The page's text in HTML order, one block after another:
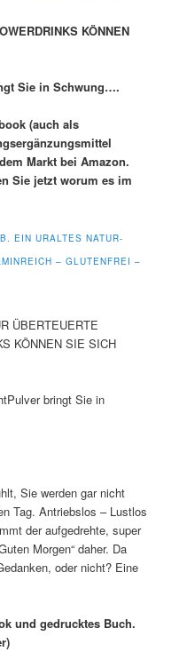
KÖNNEN
Sie in Schwung….
(auch als
Markt bei Amazon.
Sie jetzt worum es im
EIN URALTES NATUR-
– GLUTENFREI –
ÜBERTEUERTE
KÖNNEN SIE SICH
bringt Sie in
Sie werden gar nicht
Tag. Antriebslos – Lustlos
der aufgedrehte, super
Morgen“ daher. Da
oder nicht? Eine
und gedrucktes Buch.